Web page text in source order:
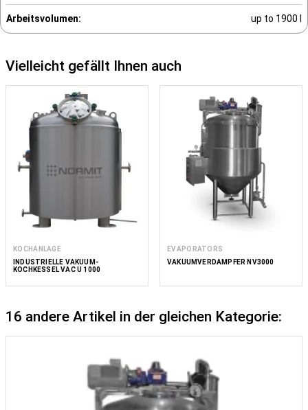
Arbeitsvolumen: up to 1900 l
Vielleicht gefällt Ihnen auch
KOCHANLAGE
INDUSTRIELLE VAKUUM-
KOCHKESSEL VAC U 1000
EVAPORATORS
VAKUUMVERDAMPFER NV3000
16 andere Artikel in der gleichen Kategorie: